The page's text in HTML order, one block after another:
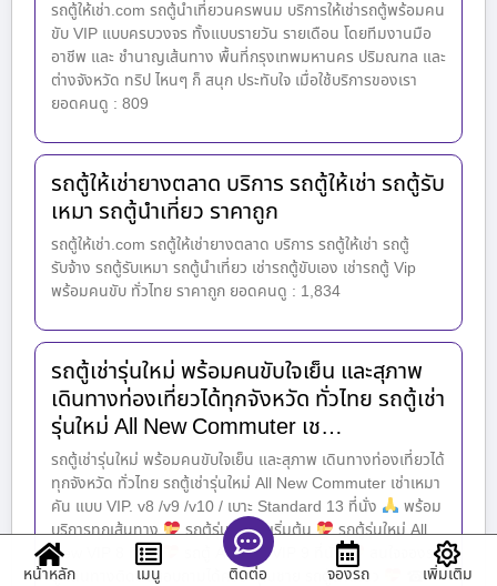
รถตู้ให้เช่า.com รถตู้นำเที่ยวนครพนม บริการให้เช่ารถตู้พร้อมคน
ขับ VIP แบบครบวงจร ทั้งแบบรายวัน รายเดือน โดยทีมงานมือ
อาชีพ และ ชำนาญเส้นทาง พื้นที่กรุงเทพมหานคร ปริมณฑล และ
ต่างจังหวัด ทริป ไหนๆ ก็ สนุก ประทับใจ เมื่อใช้บริการของเรา
ยอดคนดู : 809
รถตู้ให้เช่ายางตลาด บริการ รถตู้ให้เช่า รถตู้รับ
เหมา รถตู้นำเที่ยว ราคาถูก
รถตู้ให้เช่า.com รถตู้ให้เช่ายางตลาด บริการ รถตู้ให้เช่า รถตู้
รับจ้าง รถตู้รับเหมา รถตู้นำเที่ยว เช่ารถตู้ขับเอง เช่ารถตู้ Vip
พร้อมคนขับ ทั่วไทย ราคาถูก ยอดคนดู : 1,834
รถตู้เช่ารุ่นใหม่ พร้อมคนขับใจเย็น และสุภาพ
เดินทางท่องเที่ยวได้ทุกจังหวัด ทั่วไทย รถตู้เช่า
รุ่นใหม่ All New Commuter เช…
รถตู้เช่ารุ่นใหม่ พร้อมคนขับใจเย็น และสุภาพ เดินทางท่องเที่ยวได้
ทุกจังหวัด ทั่วไทย รถตู้เช่ารุ่นใหม่ All New Commuter เช่าเหมา
คัน แบบ VIP. v8 /v9 /v10 / เบาะ Standard 13 ที่นั่ง
พร้อม
บริการทุกเส้นทาง
รถตู้รุ่น D4D เริ่มต้น
รถตู้รุ่นใหม่ All
New VIP 8 ที่นั่ง
รถตู้ All New VIP 9 ที่นั่ง
สนใจจองรถ
ตู้ เดินทาง​ติดต่อสอบถามได้ครับ คุณชาย รถตู้นำเที่ยว
☎
หน้าหลัก เมนู ติดต่อ จองรถ เพิ่มเติม